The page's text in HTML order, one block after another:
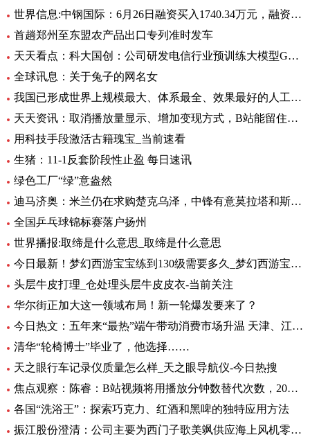
世界信息:中钢国际：6月26日融资买入1740.34万元，融资融券余额2.76亿元
首趟郑州至东盟农产品出口专列准时发车
天天看点：科大国创：公司研发电信行业预训练大模型GC-TeleGPT 现已在电信智能客服等领域实现落地应用
全球讯息：关于兔子的网名女
我国已形成世界上规模最大、体系最全、效果最好的人工影响天气作业力量
天天资讯：取消播放量显示、增加变现方式，B站能留住UP主吗？
用科技手段激活古籍瑰宝_当前速看
生猪：11-1反套阶段性止盈 每日速讯
绿色工厂“绿”意盎然
迪马济奥：米兰仍在求购楚克乌泽，中锋有意莫拉塔和斯卡马卡-全球新资讯
全国乒乓球锦标赛落户扬州
世界播报:取缔是什么意思_取缔是什么意思
今日最新！梦幻西游宝宝练到130级需要多久_梦幻西游宝宝练级地点
头层牛皮打理_仓处理头层牛皮皮衣-当前关注
华尔街正加大这一领域布局！新一轮爆发要来了？
今日热文：五年来“最热”端午带动消费市场升温 天津、江苏、重庆等5省销售额超过2019年
清华“轮椅博士”毕业了，他选择……
天之眼行车记录仪质量怎么样_天之眼导航仪-今日热搜
焦点观察：陈睿：B站视频将用播放分钟数替代次数，2022 年 UP 主总收入同比增加 28%
各国“洗浴王”：探索巧克力、红酒和黑啤的独特应用方法
振江股份澄清：公司主要为西门子歌美飒供应海上风机零部件-环球精选